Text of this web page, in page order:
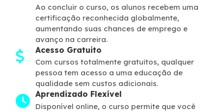
Ao concluir o curso, os alunos recebem uma
certificação reconhecida globalmente,
aumentando suas chances de emprego e
avanço na carreira.
Acesso Gratuito
Com cursos totalmente gratuitos, qualquer
pessoa tem acesso a uma educação de
qualidade sem custos adicionais.
Aprendizado Flexível
Disponível online, o curso permite que você